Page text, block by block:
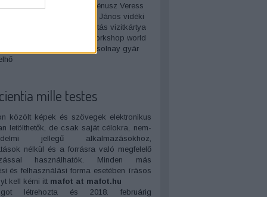
Vénusz Veress
Vető János vidéki
virtuális kiállítás vizitkártya
workshop world
Zsolnay gyár
mille testes
közölt képek és szövegek elektronikus
letölthetők, de csak saját célokra, nem-
jellegű alkalmazásokhoz,
nélkül és a forrásra való megfelelő
használhatók. Minden más
és felhasználási forma esetében írásos
kell kérni itt mafot at mafot.hu
létrehozta és 2018. februárig